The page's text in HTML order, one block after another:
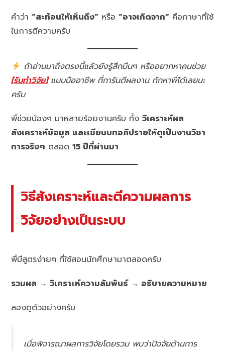
คำว่า“สะท้อนให้เห็นถึง” หรือ“อาจเกิดจาก” คือภาษาที่ใช้
ในการตีความครับ
ถ้าอ่านมาถึงตรงนี้แล้วยังรู้สึกมึนๆ หรืออยากหาคนช่วย
[รับทำวิจัย]แบบมืออาชีพ ที่การันตีผลงาน ทักหาพี่ได้เลยนะ
ครับ
พี่ช่วยน้องๆ มาหลายร้อยงานครับ ทั้งวิเคราะห์ผล
สังเคราะห์ข้อมูล และเขียนบทอภิปรายให้ดูเป็นงานวิชา
การจริงๆ ตลอด15 ปีที่ผ่านมา
วิธีสังเคราะห์และตีความผลการ
วิจัยอย่างเป็นระบบ
พี่มีสูตรง่ายๆ ที่ใช้สอนนักศึกษามาตลอดครับ
รวมผล → วิเคราะห์ความสัมพันธ์ → อธิบายความหมาย
ลองดูตัวอย่างครับ
เมื่อพิจารณาผลการวิจัยโดยรวม พบว่าปัจจัยด้านการ